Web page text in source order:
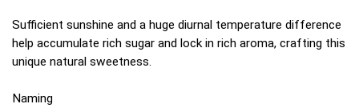
Sufficient sunshine and a huge diurnal temperature difference
help accumulate rich sugar and lock in rich aroma, crafting this
unique natural sweetness.
Naming